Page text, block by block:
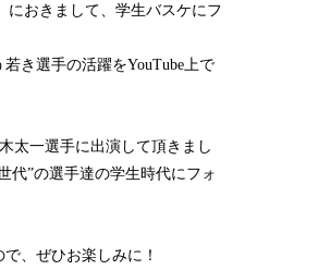
におきまして、学生バスケにフ
き選手の活躍をYouTube上で
太一選手に出演して頂きまし
代”の選手達の学生時代にフォ
、ぜひお楽しみに！